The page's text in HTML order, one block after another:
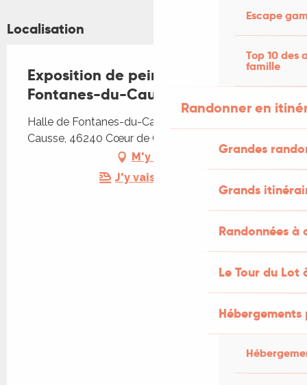
Escape
Top 10 des
famille
Randonner en
Grandes
Grands
Randonnées
Le Tour du Lot
Localisation
Exposition de peinture à
Fontanes-du-Causse
Halle de Fontanes-du-Causse, Fontanes-du-
Causse, 46240 Cœur de Causse
M'y rendre
J'y vais en train !